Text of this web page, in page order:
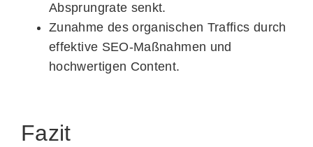
Absprungrate senkt.
Zunahme des organischen Traffics durch
effektive SEO-Maßnahmen und
hochwertigen Content.
Fazit